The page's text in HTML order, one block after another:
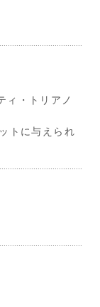
ィ・トリアノ
トに与えられ